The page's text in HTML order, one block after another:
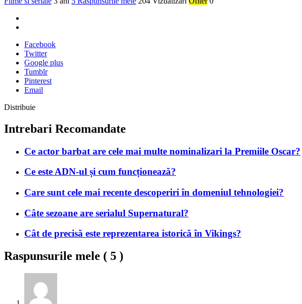
Facebook
Twitter
Google plus
Tumblr
Pinterest
Email
Distribuie
Intrebari Recomandate
Ce actor barbat are cele mai multe nominalizari la Premiile Oscar?
Ce este ADN-ul și cum funcționează?
Care sunt cele mai recente descoperiri în domeniul tehnologiei?
Câte sezoane are serialul Supernatural?
Cât de precisă este reprezentarea istorică în Vikings?
Raspunsurile mele ( 5 )